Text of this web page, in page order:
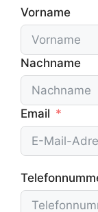
Vorname
Nachname
Email